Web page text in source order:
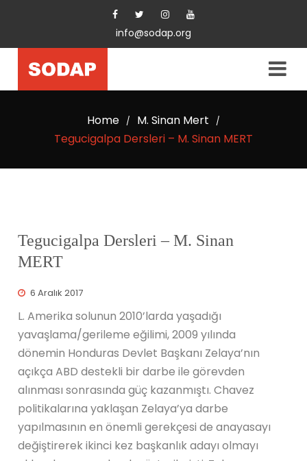
info@sodap.org
Home / M. Sinan Mert /
Tegucigalpa Dersleri – M. Sinan MERT
Tegucigalpa Dersleri – M. Sinan
MERT
6 Aralık 2017
L. Amerika solunun 2010’larda yaşadığı
yavaşlama/gerileme eğilimi, 2009 yılında
dönemin Honduras Devlet Başkanı Zelaya’nın
açıkça ABD destekli bir darbe ile görevden
alınması sonrasında güç kazanmıştı. Chavez
politikalarına yaklaşan Zelaya’ya darbe
yapılmasının en önemli gerekçesi de anayasayı
değiştirerek ikinci kez başkanlık adayı olmayı